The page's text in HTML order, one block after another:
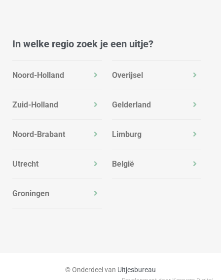
In welke regio zoek je een uitje?
Noord-Holland
Zuid-Holland
Noord-Brabant
Utrecht
Groningen
Overijsel
Gelderland
Limburg
België
© Onderdeel van Uitjesbureau